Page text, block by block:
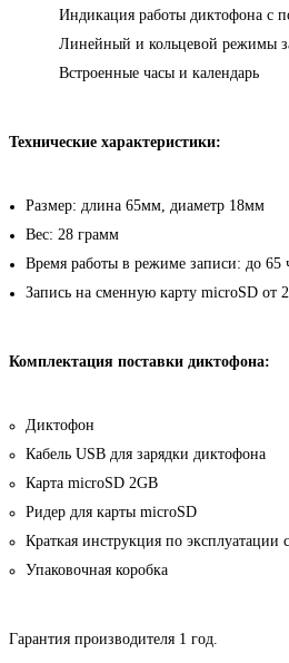
Индикация работы диктофона с
Линейный и кольцевой режимы
Встроенные часы и календарь
Технические характеристики:
Размер: длина 65мм, диаметр 18мм
Вес: 28 грамм
Время работы в режиме записи: до 65
Запись на сменную карту microSD от
Комплектация поставки диктофона:
Диктофон
Кабель USB для зарядки диктофона
Карта microSD 2GB
Ридер для карты microSD
Краткая инструкция по эксплуатации
Упаковочная коробка
Гарантия производителя 1 год.